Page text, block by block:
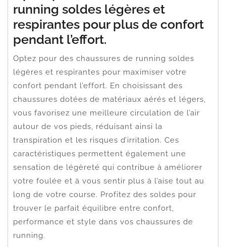
running soldes légères et
respirantes pour plus de confort
pendant l’effort.
Optez pour des chaussures de running soldes
légères et respirantes pour maximiser votre
confort pendant l’effort. En choisissant des
chaussures dotées de matériaux aérés et légers,
vous favorisez une meilleure circulation de l’air
autour de vos pieds, réduisant ainsi la
transpiration et les risques d’irritation. Ces
caractéristiques permettent également une
sensation de légèreté qui contribue à améliorer
votre foulée et à vous sentir plus à l’aise tout au
long de votre course. Profitez des soldes pour
trouver le parfait équilibre entre confort,
performance et style dans vos chaussures de
running.